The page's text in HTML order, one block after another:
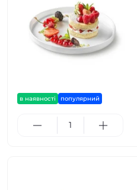
в наявності популярний